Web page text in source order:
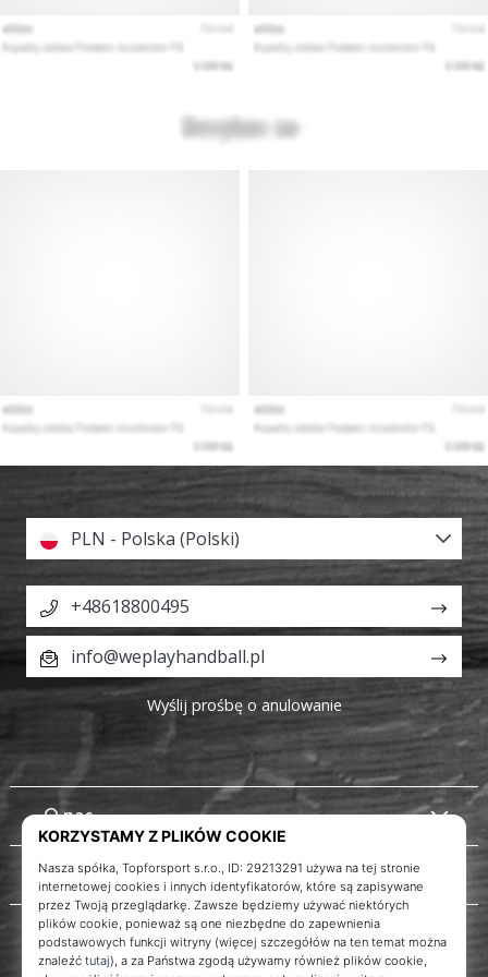
O nas
Obsługa klienta
PLN - Polska (Polski)
+48618800495
info@weplayhandball.pl
Wyślij prośbę o anulowanie